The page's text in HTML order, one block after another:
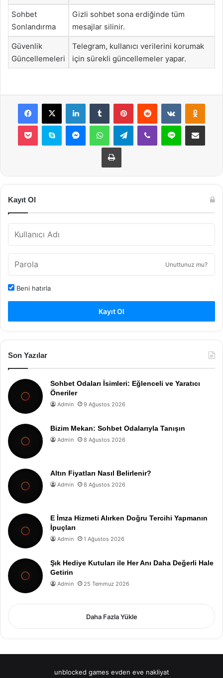
Sohbet
Sonlandırma
Gizli sohbet sona erdiğinde tüm
mesajlar silinir.
Güvenlik
Güncellemeleri
Telegram, kullanıcı verilerini korumak
için sürekli güncellemeler yapar.
Facebook
X LinkedInTumblr PinterestReddit VKontakte
Pocket Skype MessengerWhatsAppTelegramViber Line E-Posta ile
Yazdır
Kayıt Ol
Unuttunuz mu?
Beni hatırla
Kayıt Ol
Son Yazılar
Sohbet Odaları İsimleri: Eğlenceli ve Yaratıcı
Öneriler
Admin 9 Ağustos 2026
Bizim Mekan: Sohbet Odalarıyla Tanışın
Admin 8 Ağustos 2026
Altın Fiyatları Nasıl Belirlenir?
Admin 8 Ağustos 2026
E İmza Hizmeti Alırken Doğru Tercihi Yapmanın
İpuçları
Admin 1 Ağustos 2026
Şık Hediye Kutuları ile Her Anı Daha Değerli Hale
Getirin
Admin 25 Temmuz 2026
Daha Fazla Yükle
unblocked games evden eve nakliyat